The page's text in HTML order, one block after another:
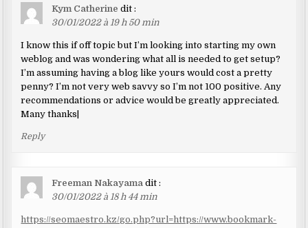
Kym Catherine dit :
30/01/2022 à 19 h 50 min
I know this if off topic but I’m looking into starting my own
weblog and was wondering what all is needed to get setup?
I’m assuming having a blog like yours would cost a pretty
penny? I’m not very web savvy so I’m not 100 positive. Any
recommendations or advice would be greatly appreciated.
Many thanks|
Reply
Freeman Nakayama dit :
30/01/2022 à 18 h 44 min
https://seomaestro.kz/go.php?url=https://www.bookmark-